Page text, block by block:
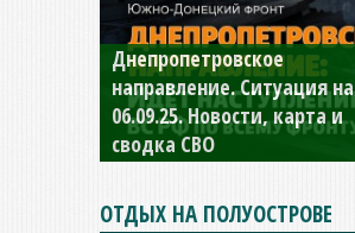
Днепропетровское
направление. Ситуация на
06.09.25. Новости, карта и
сводка СВО
Константиновское
направление. Ситуация на
04.09.25 Новости, карта и
сводка СВО
ОТДЫХ НА ПОЛУОСТРОВЕ